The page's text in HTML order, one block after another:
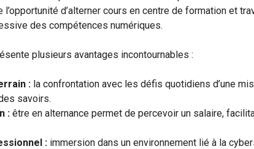
l’opportunité d’alterner cours en centre de formation et
des compétences numériques.
plusieurs avantages incontournables :
: la confrontation avec les défis quotidiens d’une
savoirs.
: être en alternance permet de percevoir un salaire,
: immersion dans un environnement lié à la